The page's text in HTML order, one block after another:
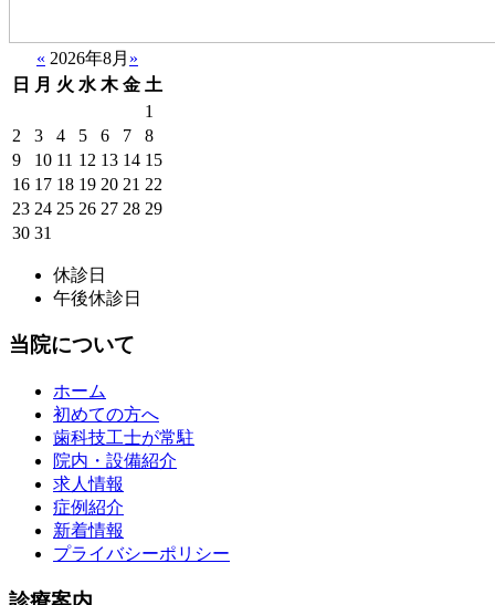
« 2026年8月 »
日
月 火 水 木 金 土
1
2
3 4 5 6 7
8
9
10 11 12 13 14 15
16 17 18 19 20 21 22
23 24 25 26 27 28 29
30 31
休診日
午後休診日
当院について
ホーム
初めての方へ
歯科技工士が常駐
院内・設備紹介
求人情報
症例紹介
新着情報
プライバシーポリシー